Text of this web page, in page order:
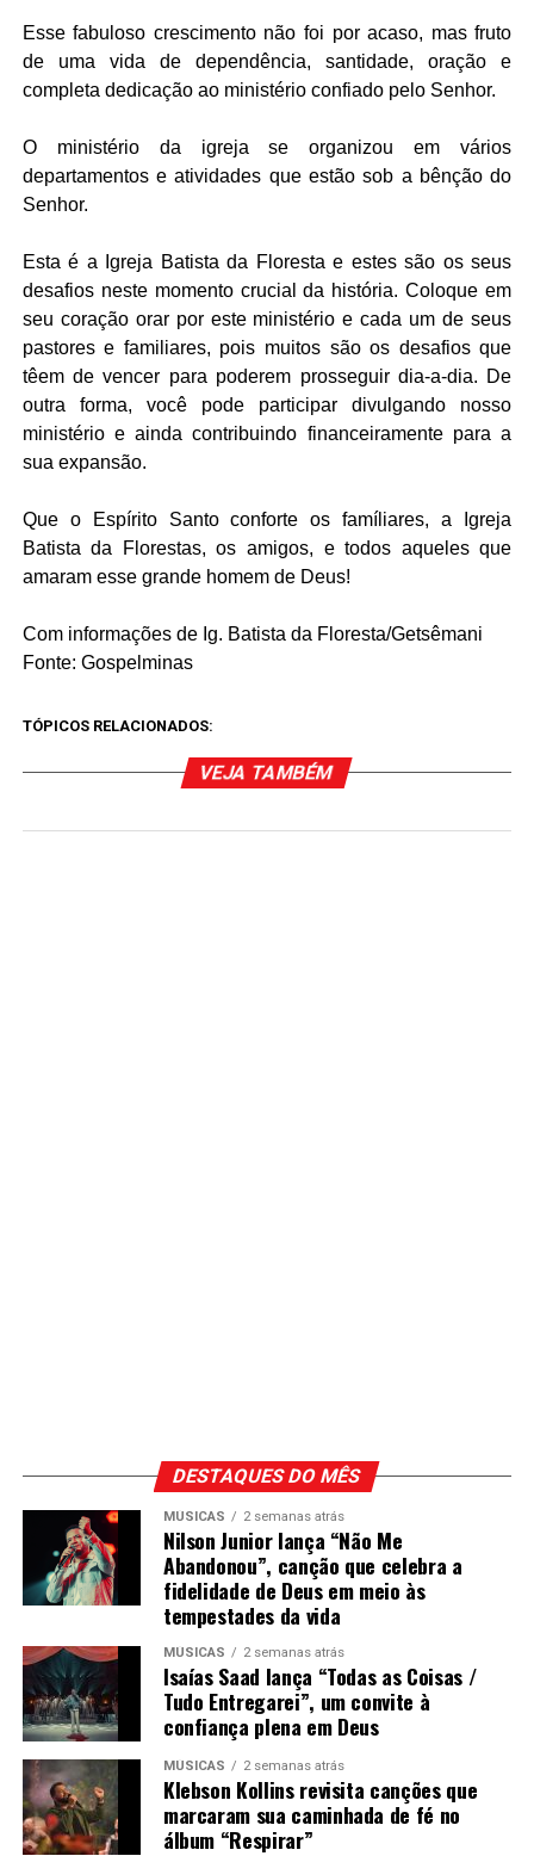
Esse fabuloso crescimento não foi por acaso, mas fruto
de uma vida de dependência, santidade, oração e
completa dedicação ao ministério confiado pelo Senhor.
O ministério da igreja se organizou em vários
departamentos e atividades que estão sob a bênção do
Senhor.
Esta é a Igreja Batista da Floresta e estes são os seus
desafios neste momento crucial da história. Coloque em
seu coração orar por este ministério e cada um de seus
pastores e familiares, pois muitos são os desafios que
têem de vencer para poderem prosseguir dia-a-dia. De
outra forma, você pode participar divulgando nosso
ministério e ainda contribuindo financeiramente para a
sua expansão.
Que o Espírito Santo conforte os famíliares, a Igreja
Batista da Florestas, os amigos, e todos aqueles que
amaram esse grande homem de Deus!
Com informações de Ig. Batista da Floresta/Getsêmani
Fonte: Gospelminas
TÓPICOS RELACIONADOS:
VEJA TAMBÉM
DESTAQUES DO MÊS
MÚSICAS 2 semanas atrás
Nilson Junior lança “Não Me
Abandonou”, canção que celebra a
fidelidade de Deus em meio às
tempestades da vida
MÚSICAS 2 semanas atrás
Isaías Saad lança “Todas as Coisas /
Tudo Entregarei”, um convite à
confiança plena em Deus
MÚSICAS 2 semanas atrás
Klebson Kollins revisita canções que
marcaram sua caminhada de fé no
álbum “Respirar”